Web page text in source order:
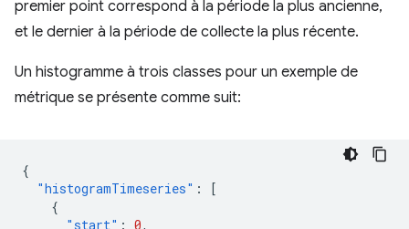
premier point correspond à la période la plus ancienne,
et le dernier à la période de collecte la plus récente.
Un histogramme à trois classes pour un exemple de
métrique se présente comme suit:
{
"histogramTimeseries" :
[
{
"start" : 0,